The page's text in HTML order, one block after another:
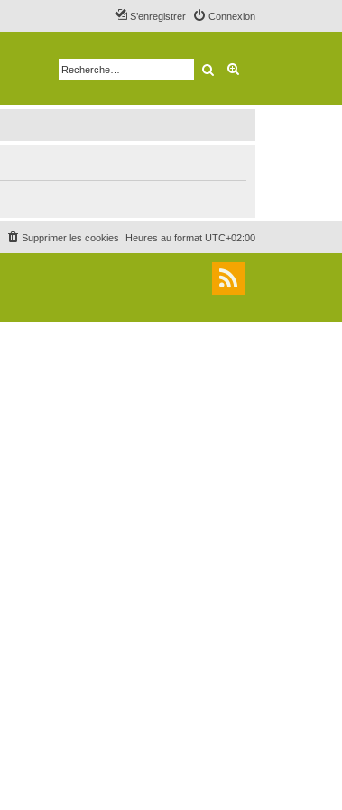
Connexion
S’enregistrer
Rechercher
Heures au format UTC+02:00
Supprimer les cookies